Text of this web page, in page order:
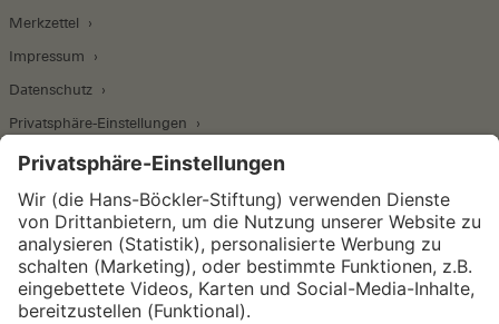
Merkzettel
Impressum
Datenschutz
Privatsphäre-Einstellungen
Wirtschafts- und Sozialwissenschaftliches Institut
Institut für Makroökonomie und